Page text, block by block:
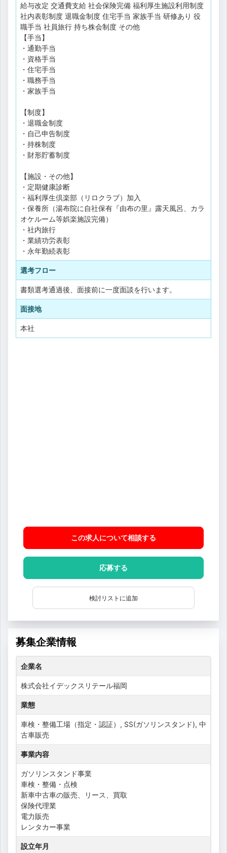
給与改定 交通費支給 社会保険完備 福利厚生施設利用制度
社内表彰制度 退職金制度 住宅手当 家族手当 研修あり 役
職手当 社員旅行 持ち株会制度 その他
【手当】
・通勤手当
・資格手当
・住宅手当
・職務手当
・家族手当
【制度】
・退職金制度
・自己申告制度
・持株制度
・財形貯蓄制度
【施設・その他】
・定期健康診断
・福利厚生倶楽部（リロクラブ）加入
・保養所（湯布院に自社保有『由布の里』露天風呂、カラ
オケルーム等娯楽施設完備）
・社内旅行
・業績功労表彰
・永年勤続表彰
選考フロー
書類選考通過後、面接前に一度面談を行います。
面接地
本社
この求人について相談する
応募する
検討リストに追加
募集企業情報
企業名
株式会社イデックスリテール福岡
業態
車検・整備工場（指定・認証）, SS(ガソリンスタンド), 中
古車販売
事業内容
ガソリンスタンド事業
車検・整備・点検
新車中古車の販売、リース、買取
保険代理業
電力販売
レンタカー事業
設立年月